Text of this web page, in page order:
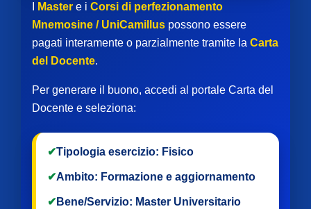
Master e i Corsi di perfezionamento
Mnemosine / UniCamillus possono essere
pagati interamente o parzialmente tramite la Carta
del Docente.
Per generare il buono, accedi al portale Carta del
Docente e seleziona:
✔Tipologia esercizio: Fisico
✔Ambito: Formazione e aggiornamento
✔ Bene/Servizio: Master Universitario